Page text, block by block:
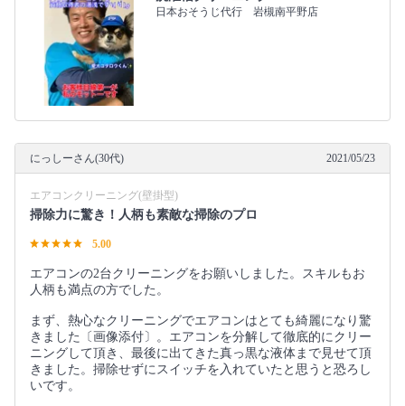
日本おそうじ代行 岩槻南平野店
にっしーさん(30代) 2021/05/23
エアコンクリーニング(壁掛型)
掃除力に驚き！人柄も素敵な掃除のプロ
5.00
エアコンの2台クリーニングをお願いしました。スキルもお
人柄も満点の方でした。
まず、熱心なクリーニングでエアコンはとても綺麗になり驚
きました〔画像添付〕。エアコンを分解して徹底的にクリー
ニングして頂き、最後に出てきた真っ黒な液体まで見せて頂
きました。掃除せずにスイッチを入れていたと思うと恐ろし
いです。